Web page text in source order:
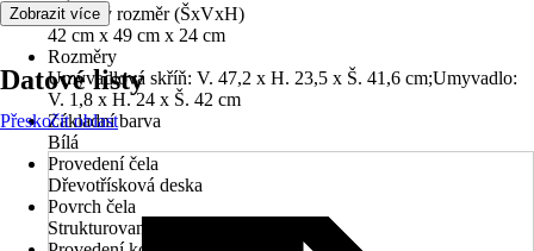
Celkový rozměr (ŠxVxH)
42 cm x 49 cm x 24 cm
Rozměry
Umyvadlová skříň: V. 47,2 x H. 23,5 x Š. 41,6 cm;Umyvadlo:
V. 1,8 x H. 24 x Š. 42 cm
Základní barva
Bílá
Provedení čela
Dřevotřísková deska
Povrch čela
Strukturované
Zobrazit více
Datové listy
Přeskočit oblast